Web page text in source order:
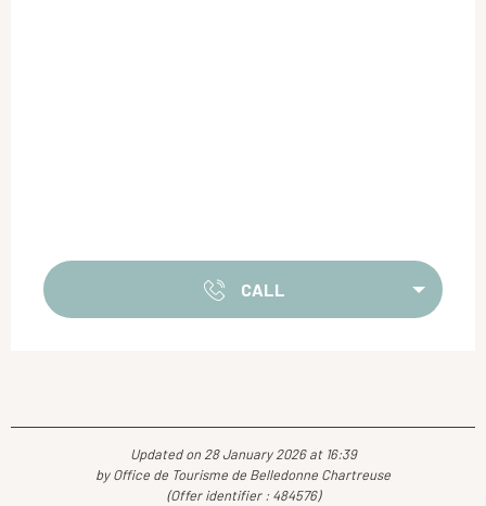
CALL
Updated on 28 January 2026 at 16:39
by Office de Tourisme de Belledonne Chartreuse
(Offer identifier : 484576)